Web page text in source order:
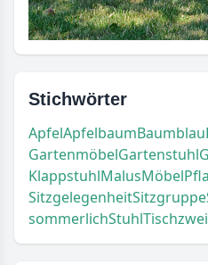
Stichwörter
ApfelApfelbaumBaumblau
GartenmöbelGartenstuhl
KlappstuhlMalusMöbel
SitzgelegenheitSitzgruppe
sommerlichStuhlTischzwei